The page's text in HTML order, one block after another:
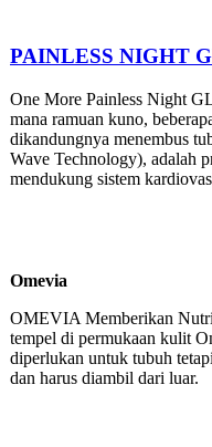
PAINLESS NIGHT
One More Painless Night
mana ramuan kuno,
dikandungnya menembus
Wave Technology), adalah
mendukung sistem
Omevia
OMEVIA Memberikan
tempel di permukaan kulit
diperlukan untuk tubuh
dan harus diambil dari luar.